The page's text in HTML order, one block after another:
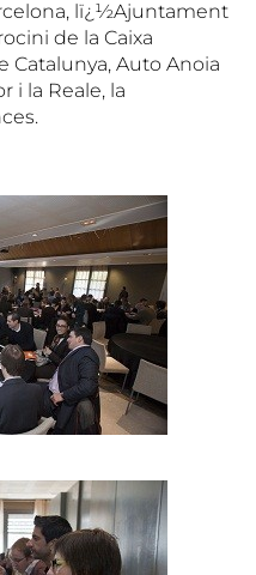
lï¿½Ajuntament
de la Caixa
Catalunya, Auto Anoia
i la Reale, la